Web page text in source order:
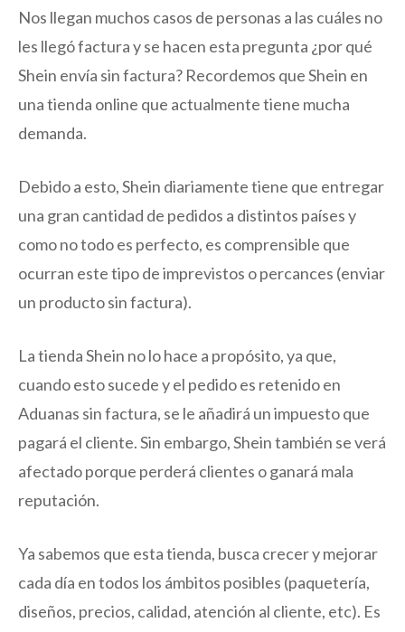
Nos llegan muchos casos de personas a las cuáles no
les llegó factura y se hacen esta pregunta ¿por qué
Shein envía sin factura? Recordemos que Shein en
una tienda online que actualmente tiene mucha
demanda.
Debido a esto, Shein diariamente tiene que entregar
una gran cantidad de pedidos a distintos países y
como no todo es perfecto, es comprensible que
ocurran este tipo de imprevistos o percances (enviar
un producto sin factura).
La tienda Shein no lo hace a propósito, ya que,
cuando esto sucede y el pedido es retenido en
Aduanas sin factura, se le añadirá un impuesto que
pagará el cliente. Sin embargo, Shein también se verá
afectado porque perderá clientes o ganará mala
reputación.
Ya sabemos que esta tienda, busca crecer y mejorar
cada día en todos los ámbitos posibles (paquetería,
diseños, precios, calidad, atención al cliente, etc). Es